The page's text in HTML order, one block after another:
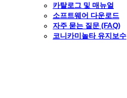
카탈로그 및 매뉴얼
소프트웨어 다운로드
자주 묻는 질문 (FAQ)
코니카미놀타 유지보수